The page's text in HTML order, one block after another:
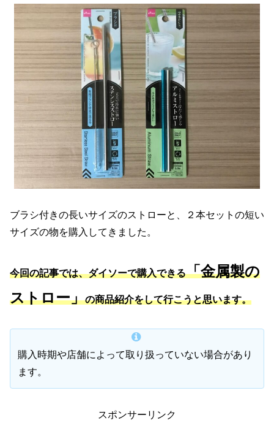
ブラシ付きの長いサイズのストローと、２本セットの短い
サイズの物を購入してきました。
今回の記事では、ダイソーで購入できる「金属製の
ストロー」の商品紹介をして行こうと思います。
購入時期や店舗によって取り扱っていない場合があり
ます。
スポンサーリンク